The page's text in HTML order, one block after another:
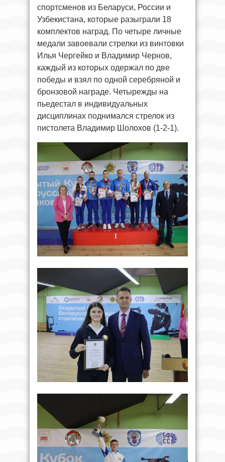
спортсменов из Беларуси, России и
Узбекистана, которые разыграли 18
комплектов наград. По четыре личные
медали завоевали стрелки из винтовки
Илья Чергейко и Владимир Чернов,
каждый из которых одержал по две
победы и взял по одной серебряной и
бронзовой награде. Четырежды на
пьедестал в индивидуальных
дисциплинах поднимался стрелок из
пистолета Владимир Шолохов (1-2-1).